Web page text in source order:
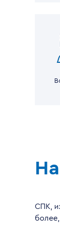
СПК,